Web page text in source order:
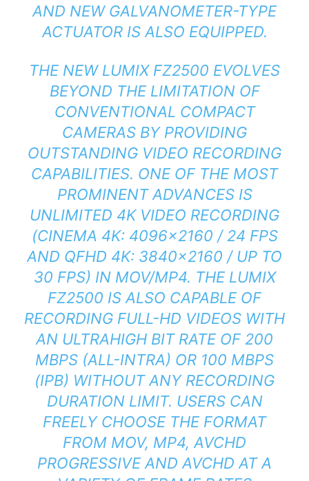
AND NEW GALVANOMETER-TYPE
ACTUATOR IS ALSO EQUIPPED.
THE NEW LUMIX FZ2500 EVOLVES
BEYOND THE LIMITATION OF
CONVENTIONAL COMPACT
CAMERAS BY PROVIDING
OUTSTANDING VIDEO RECORDING
CAPABILITIES. ONE OF THE MOST
PROMINENT ADVANCES IS
UNLIMITED 4K VIDEO RECORDING
(CINEMA 4K: 4096×2160 / 24 FPS
AND QFHD 4K: 3840×2160 / UP TO
30 FPS) IN MOV/MP4. THE LUMIX
FZ2500 IS ALSO CAPABLE OF
RECORDING FULL-HD VIDEOS WITH
AN ULTRAHIGH BIT RATE OF 200
MBPS (ALL-INTRA) OR 100 MBPS
(IPB) WITHOUT ANY RECORDING
DURATION LIMIT. USERS CAN
FREELY CHOOSE THE FORMAT
FROM MOV, MP4, AVCHD
PROGRESSIVE AND AVCHD AT A